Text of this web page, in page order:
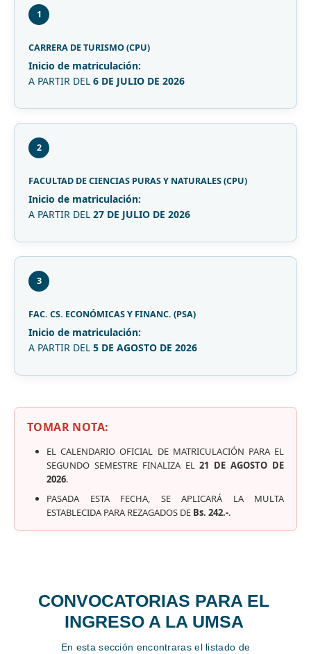
1
CARRERA DE TURISMO (CPU)
Inicio de matriculación:
A PARTIR DEL 6 DE JULIO DE 2026
2
FACULTAD DE CIENCIAS PURAS Y NATURALES (CPU)
Inicio de matriculación:
A PARTIR DEL 27 DE JULIO DE 2026
3
FAC. CS. ECONÓMICAS Y FINANC. (PSA)
Inicio de matriculación:
A PARTIR DEL 5 DE AGOSTO DE 2026
TOMAR NOTA:
EL CALENDARIO OFICIAL DE MATRICULACIÓN PARA EL
SEGUNDO SEMESTRE FINALIZA EL21 DE AGOSTO DE
2026.
PASADA ESTA FECHA, SE APLICARÁ LA MULTA
ESTABLECIDA PARA REZAGADOS DE Bs. 242.-.
CONVOCATORIAS PARA EL
INGRESO A LA UMSA
En esta sección encontraras el listado de